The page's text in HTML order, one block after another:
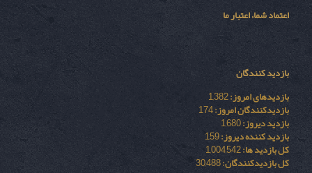
اعتماد شما، اعتبار ما
بازدید کنندگان
بازدیدهای امروز:1,382
بازدیدکنندگان امروز:174
بازدید دیروز:1,680
بازدید کننده دیروز:159
کل بازدید ها:1,004,542
کل بازدیدکنند‌گان:30,488